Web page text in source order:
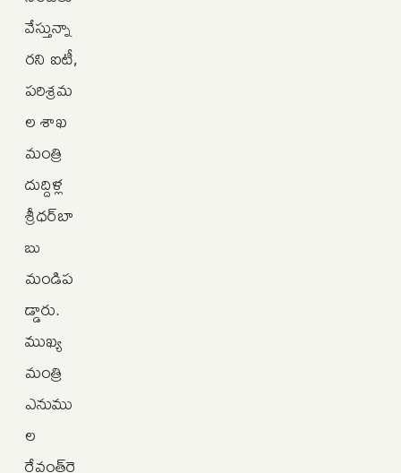
వేస్తున్నా
రని ఐటీ,
పరిశ్రమ
ల శాఖ
మంత్రి
దుద్దిళ్ల
శ్రీధర్‌బా
బు
మండిప
డ్డారు.
ముఖ్య
మంత్రి
ఎనుము
ల
రేవంత్‌రె